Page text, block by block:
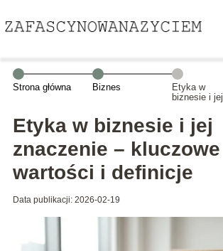
Strona główna Biznes
Etyka w
biznesie i jej
kluczowe
wartości i
definicje
Etyka w biznesie i jej
znaczenie – kluczowe
wartości i definicje
Data publikacji: 2026-02-19